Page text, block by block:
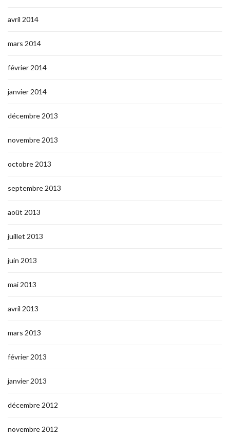
avril 2014
mars 2014
février 2014
janvier 2014
décembre 2013
novembre 2013
octobre 2013
septembre 2013
août 2013
juillet 2013
juin 2013
mai 2013
avril 2013
mars 2013
février 2013
janvier 2013
décembre 2012
novembre 2012